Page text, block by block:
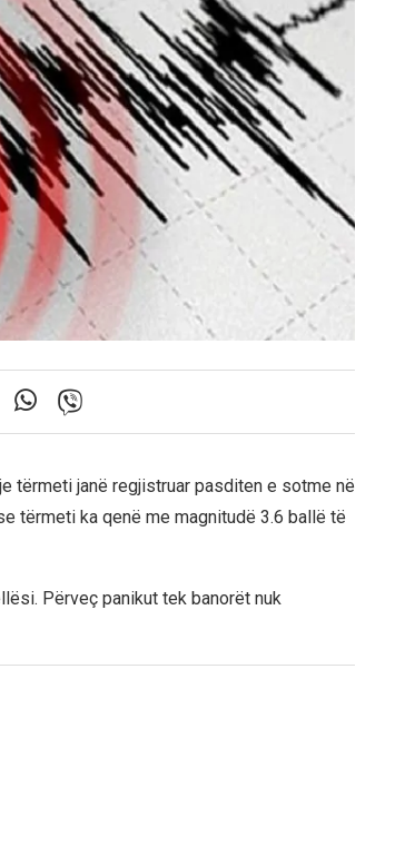
tërmeti janë regjistruar pasditen e sotme në
tërmeti ka qenë me magnitudë 3.6 ballë të
Përveç panikut tek banorët nuk